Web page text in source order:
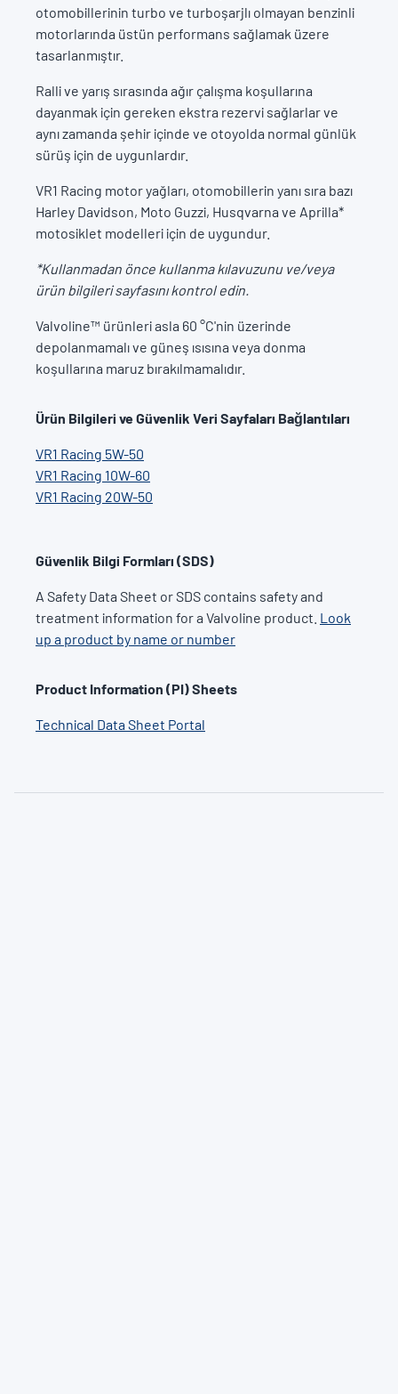
otomobillerinin turbo ve turboşarjlı olmayan benzinli
motorlarında üstün performans sağlamak üzere
tasarlanmıştır.
Ralli ve yarış sırasında ağır çalışma koşullarına
dayanmak için gereken ekstra rezervi sağlarlar ve
aynı zamanda şehir içinde ve otoyolda normal günlük
sürüş için de uygunlardır.
VR1 Racing motor yağları, otomobillerin yanı sıra bazı
Harley Davidson, Moto Guzzi, Husqvarna ve Aprilla*
motosiklet modelleri için de uygundur.
*Kullanmadan önce kullanma kılavuzunu ve/veya
ürün bilgileri sayfasını kontrol edin.
Valvoline™ ürünleri asla 60 °C'nin üzerinde
depolanmamalı ve güneş ısısına veya donma
koşullarına maruz bırakılmamalıdır.
Ürün Bilgileri ve Güvenlik Veri Sayfaları Bağlantıları
VR1 Racing 5W-50
VR1 Racing 10W-60
VR1 Racing 20W-50
Güvenlik Bilgi Formları (SDS)
A Safety Data Sheet or SDS contains safety and
treatment information for a Valvoline product. Look
up a product by name or number
Product Information (PI) Sheets
Technical Data Sheet Portal